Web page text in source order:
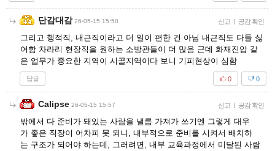
단감대감 26-05-15 15:50 신고 | 공감 확인
그리고 행적직, 내근직이라고 더 일이 편한 건 아님 내근직도 다들 싫
어함 차라리 현장직을 원하는 소방관들이 더 많음 근데 화재진압 같
은 업무가 중요한 지역이 시골지역이다 보니 기피현상이 심함
답글 0
0
Calipse 26-05-15 15:57 신고 | 공감 확인
밖에서 다 준비가 돼있는 사람을 낼름 가져가 쓰기엔 그렇게 대우
가 좋은 직장이 어차피 못 되니, 내부적으로 준비를 시켜서 배치하
는 구조가 되어야 하는데, 그러려면, 내부 교육과정에서 미달된 사람